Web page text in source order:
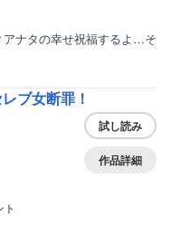
ナタの幸せ祝福するよ…そ
ブ女断罪！
試し読み
作品詳細